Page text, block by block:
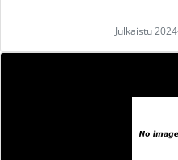
Julkaistu